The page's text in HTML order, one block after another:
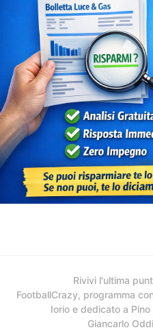
Rivivi l'ultima
FootballCrazy, programma
Iorio e dedicato a
Giancarlo